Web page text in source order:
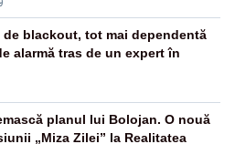
de blackout, tot mai dependentă
alarmă tras de un expert în
planul lui Bolojan. O nouă
„Miza Zilei” la Realitatea